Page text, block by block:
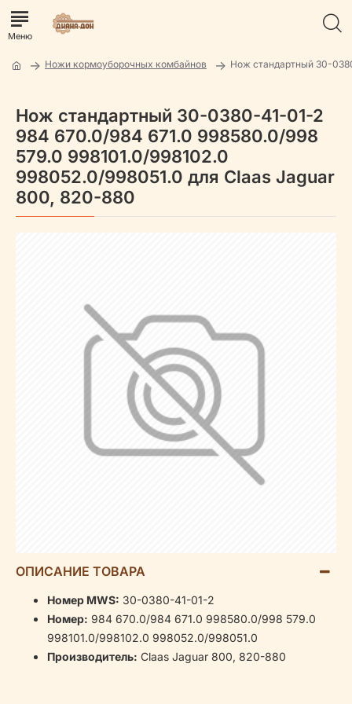
Ножи кормоуборочных комбайнов Нож стандартный 30-
Нож стандартный 30-0380-41-01-2
984 670.0/984 671.0 998580.0/998
579.0 998101.0/998102.0
998052.0/998051.0 для Claas Jaguar
800, 820-880
ОПИСАНИЕ ТОВАРА
Номер MWS: 30-0380-41-01-2
Номер: 984 670.0/984 671.0 998580.0/998 579.0
998101.0/998102.0 998052.0/998051.0
Производитель: Claas Jaguar 800, 820-880